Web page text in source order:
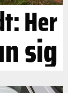
Her
sig